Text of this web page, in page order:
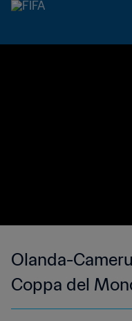
Olanda-
Coppa del
Francia 2019 |